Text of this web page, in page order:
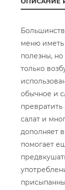
меню иметь
полезны,
только
обычное и
салат и
дополняет
помогает